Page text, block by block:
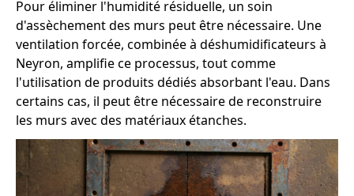
Pour éliminer l'humidité résiduelle, un soin
d'assèchement des murs peut être nécessaire. Une
ventilation forcée, combinée à déshumidificateurs à
Neyron, amplifie ce processus, tout comme
l'utilisation de produits dédiés absorbant l'eau. Dans
certains cas, il peut être nécessaire de reconstruire
les murs avec des matériaux étanches.